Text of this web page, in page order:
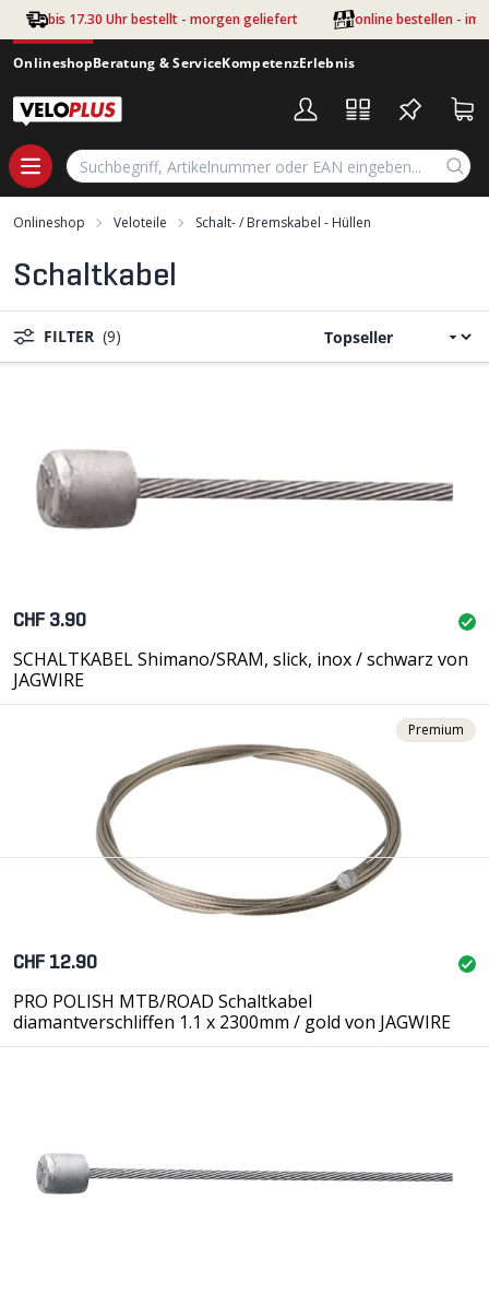
Zum Hauptinhalt springen
bis 17.30 Uhr bestellt - morgen geliefert online bestellen - im
OnlineshopBeratung & ServiceKompetenzErlebnis
Onlineshop Veloteile Schalt- / Bremskabel - Hüllen
Schaltkabel
FILTER (9)
CHF 3.90
SCHALTKABEL Shimano/SRAM, slick, inox / schwarz von
JAGWIRE
Premium
CHF 12.90
PRO POLISH MTB/ROAD Schaltkabel
diamantverschliffen 1.1 x 2300mm / gold von JAGWIRE